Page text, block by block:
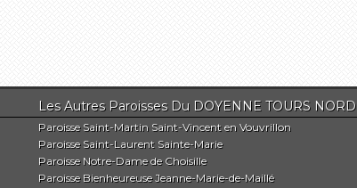
Les Autres Paroisses Du DOYENNE TOURS NORD
Paroisse Saint-Martin Saint-Vincent en Vouvrillon
Paroisse Saint-Laurent Sainte-Marie
Paroisse Notre-Dame de Choisille
Paroisse Bienheureuse Jeanne-Marie-de-Maillé